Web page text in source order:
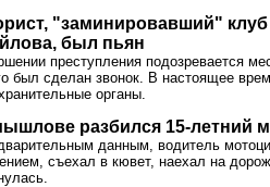
"заминировавший"
был пьян
преступления подозревается
был сделан звонок. В настоящее
органы.
разбился 15-летний
данным, водитель
съехал в кювет, наехал на